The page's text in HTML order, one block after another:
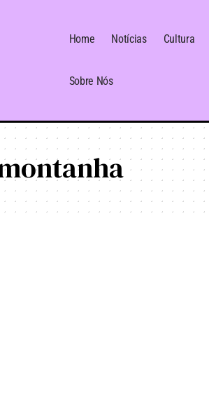
Home Notícias Cultura
Sobre Nós